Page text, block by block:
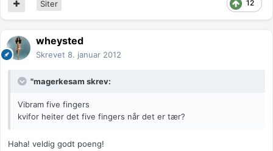
12
Siter
wheysted
Skrevet 8. januar 2012
"magerkesam skrev:
Vibram five fingers
kvifor heiter det five fingers når det er tær?
Haha! veldig godt poeng!